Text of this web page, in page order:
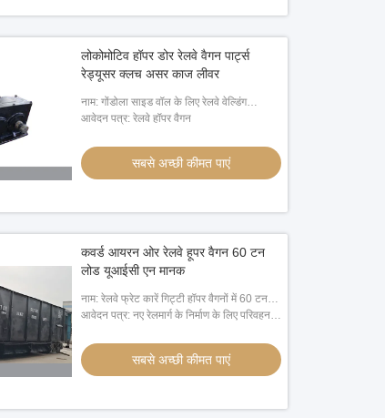
लोकोमोटिव हॉपर डोर रेलवे वैगन पार्ट्स
रेड्यूसर क्लच असर काज लीवर
नाम: गोंडोला साइड वॉल के लिए रेलवे वेल्डिंग
स्ट्रक्चर पार्ट्स रीइन्फोर्समेंट सीट बाइंडिंग सीट
आवेदन पत्र: रेलवे हॉपर वैगन
सबसे अच्छी कीमत पाएं
कवर्ड आयरन ओर रेलवे हूपर वैगन 60 टन
लोड यूआईसी एन मानक
नाम: रेलवे फ्रेट कारें गिट्टी हॉपर वैगनों में 60 टन
भार शामिल है:
आवेदन पत्र: नए रेलमार्ग के निर्माण के लिए परिवहन
सबसे अच्छी कीमत पाएं